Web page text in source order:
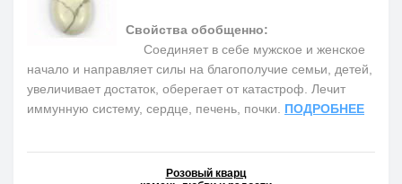
Свойства обобщенно:
Соединяет в себе мужское и женское
начало и направляет силы на благополучие семьи, детей,
увеличивает достаток, оберегает от катастроф. Лечит
иммунную систему, сердце, печень, почки. ПОДРОБНЕЕ
Розовый кварц